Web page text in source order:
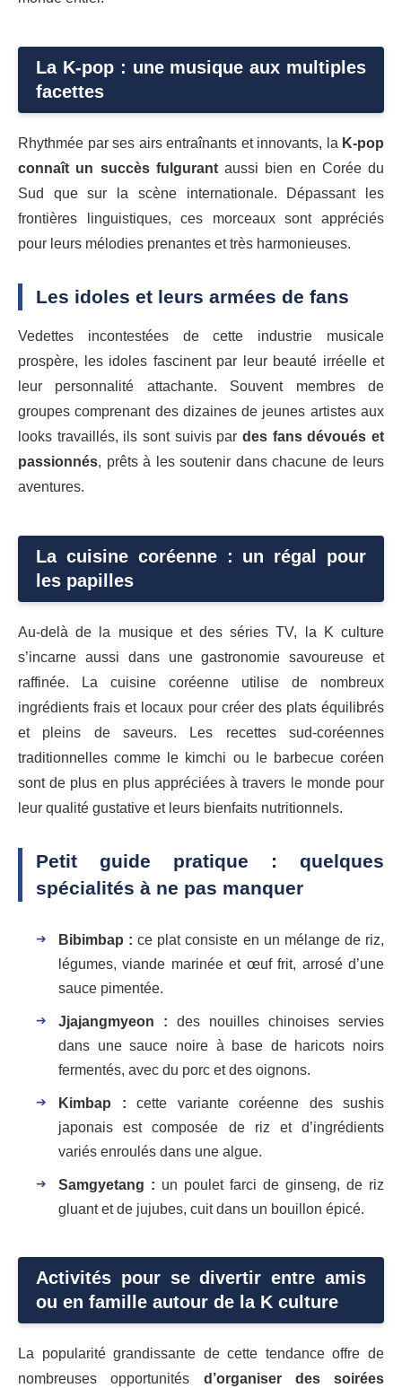
La K-pop : une musique aux multiples
facettes
Rhythmée par ses airs entraînants et innovants, la K-pop
connaît un succès fulgurantaussi bien en Corée du
Sud que sur la scène internationale. Dépassant les
frontières linguistiques, ces morceaux sont appréciés
pour leurs mélodies prenantes et très harmonieuses.
Les idoles et leurs armées de fans
Vedettes incontestées de cette industrie musicale
prospère, les idoles fascinent par leur beauté irréelle et
leur personnalité attachante. Souvent membres de
groupes comprenant des dizaines de jeunes artistes aux
looks travaillés, ils sont suivis par des fans dévoués et
passionnés, prêts à les soutenir dans chacune de leurs
aventures.
La cuisine coréenne : un régal pour
les papilles
Au-delà de la musique et des séries TV, la K culture
s’incarne aussi dans une gastronomie savoureuse et
raffinée. La cuisine coréenne utilise de nombreux
ingrédients frais et locaux pour créer des plats équilibrés
et pleins de saveurs. Les recettes sud-coréennes
traditionnelles comme le kimchi ou le barbecue coréen
sont de plus en plus appréciées à travers le monde pour
leur qualité gustative et leurs bienfaits nutritionnels.
Petit guide pratique : quelques
spécialités à ne pas manquer
Bibimbap : ce plat consiste en un mélange de riz,
légumes, viande marinée et œuf frit, arrosé d’une
sauce pimentée.
Jjajangmyeon : des nouilles chinoises servies
dans une sauce noire à base de haricots noirs
fermentés, avec du porc et des oignons.
Kimbap : cette variante coréenne des sushis
japonais est composée de riz et d’ingrédients
variés enroulés dans une algue.
Samgyetang : un poulet farci de ginseng, de riz
gluant et de jujubes, cuit dans un bouillon épicé.
Activités pour se divertir entre amis
ou en famille autour de la K culture
La popularité grandissante de cette tendance offre de
nombreuses opportunités d’organiser des soirées